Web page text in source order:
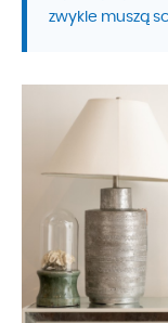
zwykle muszą